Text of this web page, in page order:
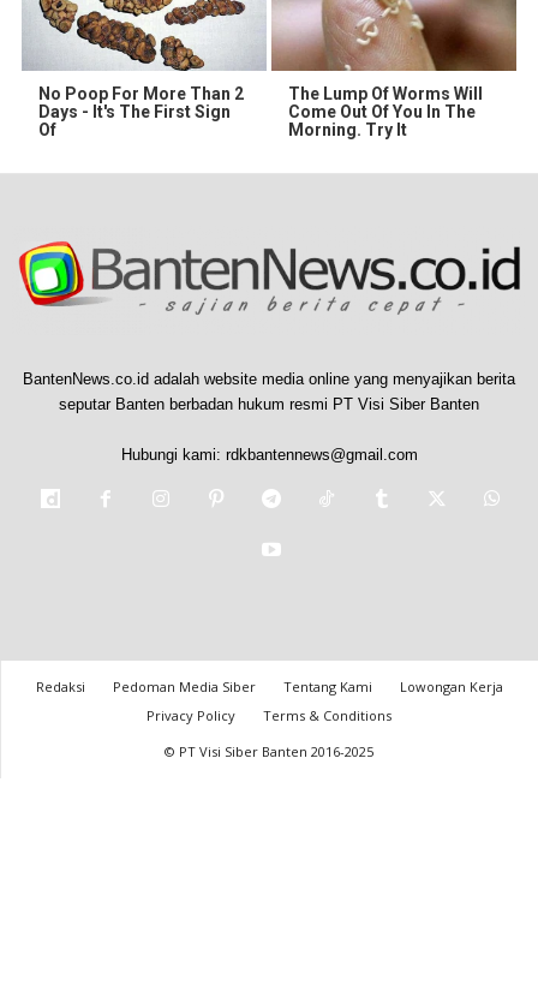
No Poop For More Than 2
Days - It's The First Sign
Of
The Lump Of Worms Will
Come Out Of You In The
Morning. Try It
BantenNews.co.id adalah website media online yang menyajikan berita
seputar Banten berbadan hukum resmi PT Visi Siber Banten
Hubungi kami: rdkbantennews@gmail.com
Redaksi Pedoman Media Siber Tentang Kami
Lowongan Kerja
Privacy Policy
Terms & Conditions
© PT Visi Siber Banten 2016-2025